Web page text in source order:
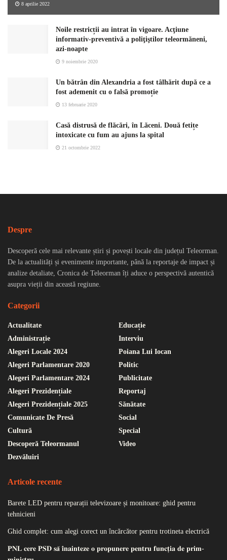
8 aprilie 2022
Noile restricții au intrat în vigoare. Acţiune
informativ-preventivă a poliţiştilor teleormăneni,
azi-noapte
9 noiembrie 2020
Un bătrân din Alexandria a fost tâlhărit după ce a
fost ademenit cu o falsă promoție
13 februarie 2020
Casă distrusă de flăcări, în Lăceni. Două fetițe
intoxicate cu fum au ajuns la spital
21 octombrie 2022
Despre
Descoperă cele mai relevante știri și povești locale din județul Teleorman.
De la actualități și evenimente importante, până la reportaje de impact și
analize detaliate, Cronica de Teleorman îți aduce o perspectivă autentică
asupra vieții din această regiune.
Categorii
Actualitate
Administrație
Alegeri Locale 2024
Alegeri Parlamentare 2020
Alegeri Parlamentare 2024
Alegeri Prezidențiale
Alegeri Prezidențiale 2025
Comunicate De Presă
Cultură
Descoperă Teleormanul
Dezvăluiri
Educație
Interviu
Poiana Lui Iocan
Politic
Publicitate
Reportaj
Sănătate
Social
Special
Video
Articole recente
Barete LED pentru reparații televizoare și monitoare: ghid pentru
tehnicieni
Ghid complet: cum alegi corect un încărcător pentru trotineta electrică
𝐏𝐍𝐋 𝐜𝐞𝐫𝐞 𝐏𝐒𝐃 𝐬𝐚̆ 𝐢̂𝐧𝐚𝐢𝐧𝐭𝐞𝐳𝐞 𝐨 𝐩𝐫𝐨𝐩𝐮𝐧𝐞𝐫𝐞 𝐩𝐞𝐧𝐭𝐫𝐮 𝐟𝐮𝐧𝐜𝐭̦𝐢𝐚 𝐝𝐞 𝐩𝐫𝐢𝐦-